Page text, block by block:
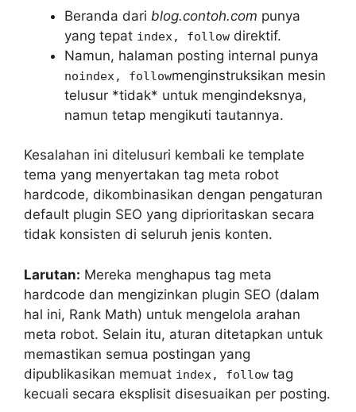
Beranda dari blog.contoh.com punya
yang tepat index, follow direktif.
Namun, halaman posting internal punya
noindex, followmenginstruksikan mesin
telusur *tidak* untuk mengindeksnya,
namun tetap mengikuti tautannya.
Kesalahan ini ditelusuri kembali ke template
tema yang menyertakan tag meta robot
hardcode, dikombinasikan dengan pengaturan
default plugin SEO yang diprioritaskan secara
tidak konsisten di seluruh jenis konten.
Larutan: Mereka menghapus tag meta
hardcode dan mengizinkan plugin SEO (dalam
hal ini, Rank Math) untuk mengelola arahan
meta robot. Selain itu, aturan ditetapkan untuk
memastikan semua postingan yang
dipublikasikan memuat index, follow tag
kecuali secara eksplisit disesuaikan per posting.